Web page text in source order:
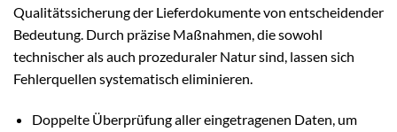
Qualitätssicherung der Lieferdokumente von entscheidender
Bedeutung. Durch präzise Maßnahmen, die sowohl
technischer als auch prozeduraler Natur sind, lassen sich
Fehlerquellen systematisch eliminieren.
Doppelte Überprüfung aller eingetragenen Daten, um